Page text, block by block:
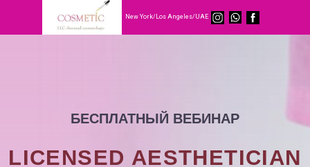
New York/Los Angeles/UAE
LICENSED AESTHETICIAN
КАК СТАТЬ ЛИЦЕНЗИРОВАННЫМ